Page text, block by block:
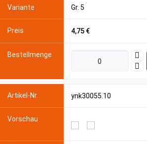
Gr. 5
4,75 €
ynk30055.10